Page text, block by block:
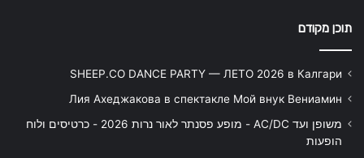
תוכן מקודם
SHEEP.CO DANCE PARTY — ЛЕТО 2026 в Калгари
Лия Ахеджакова в спектакле Мой внук Вениамин
משופן ועד AC/DC - מופע פסנתר לאור נרות 2026 - כרטיסים ולוח
הופעות